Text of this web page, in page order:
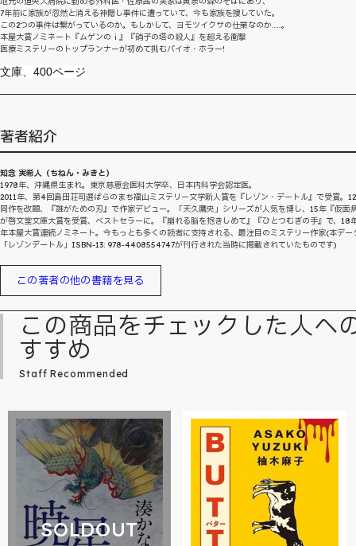
7年前に家族が忽然と消える神隠し事件に遭っていて、今も家族を捜していた。
この2つの事件は繋がっているのか。もしかして、ヨモツイクサの仕業なのか……。
本屋大賞ノミネート『ムゲンのｉ』『硝子の塔の殺人』を超える衝撃
医療ミステリーのトップランナーが初めて挑むバイオ・ホラー!
文庫、400ページ
著者紹介
知念 実希人（ちねん・みきと）
1978年、沖縄県生まれ。東京慈恵会医科大学卒、日本内科学会認定医。
2011年、第4回島田荘司選ばらのまち福山ミステリー文学新人賞を『レゾン・デートル』で受賞。
同作を改題、『誰がための刃』で作家デビュー。「天久鷹央」シリーズが人気を博し、15年『仮面
が啓文堂文庫大賞を受賞、ベストセラーに。『崩れる脳を抱きしめて』『ひとつむぎの手』で、18
年本屋大賞連続ノミネート。今もっとも多くの読者に支持される、最注目のミステリー作家(本デー
「レゾンデートル」ISBN-13: 978-4408554747が刊行された当時に掲載されていたものです)
この著者の他の書籍を見る
この商品をチェックした人へ
すすめ
Staff Recommended
SOLDOUT